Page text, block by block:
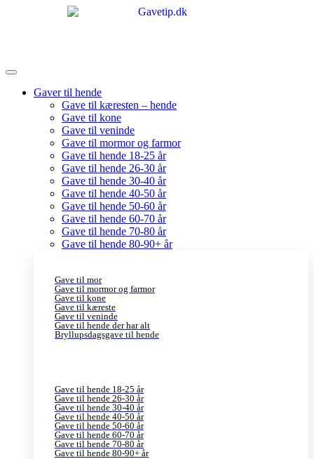
Gaver til hende
Gave til kæresten – hende
Gave til kone
Gave til veninde
Gave til mormor og farmor
Gave til hende 18-25 år
Gave til hende 26-30 år
Gave til hende 30-40 år
Gave til hende 40-50 år
Gave til hende 50-60 år
Gave til hende 60-70 år
Gave til hende 70-80 år
Gave til hende 80-90+ år
Gave til mor
Gave til mormor og farmor
Gave til kone
Gave til kæreste
Gave til veninde
Gave til hende der har alt
Bryllupsdagsgave til hende
Gave til hende 18-25 år
Gave til hende 26-30 år
Gave til hende 30-40 år
Gave til hende 40-50 år
Gave til hende 50-60 år
Gave til hende 60-70 år
Gave til hende 70-80 år
Gave til hende 80-90+ år